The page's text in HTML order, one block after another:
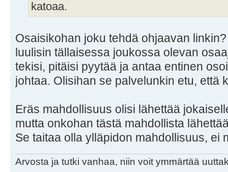
katoaa.
Osaisikohan joku tehdä ohjaavan
luulisin tällaisessa joukossa olevan
tekisi, pitäisi pyytää ja antaa entinen
johtaa. Olisihan se palvelunkin etu, että
Eräs mahdollisuus olisi lähettää
mutta onkohan tästä mahdollista
Se taitaa olla ylläpidon mahdollisuus, ei
Arvosta ja tutki vanhaa, niin voit ymmärtää